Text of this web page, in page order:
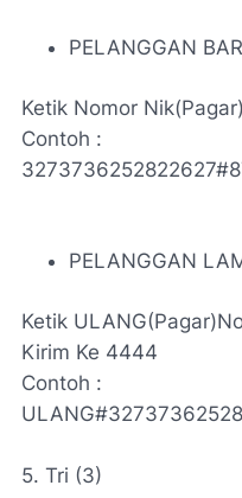
PELANGGAN
Ketik Nomor
Contoh :
PELANGGAN
Ketik
Kirim Ke 4444
Contoh :
5. Tri (3)